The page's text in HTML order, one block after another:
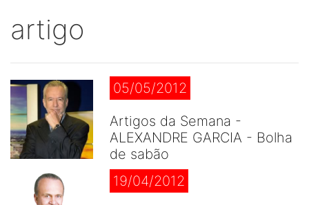
artigo
05/05/2012
Artigos da Semana -
ALEXANDRE GARCIA - Bolha
de sabão
19/04/2012